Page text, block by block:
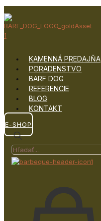
KAMENNÁ PREDAJŇA
PORADENSTVO
BARF DOG
REFERENCIE
BLOG
KONTAKT
E-SHOP